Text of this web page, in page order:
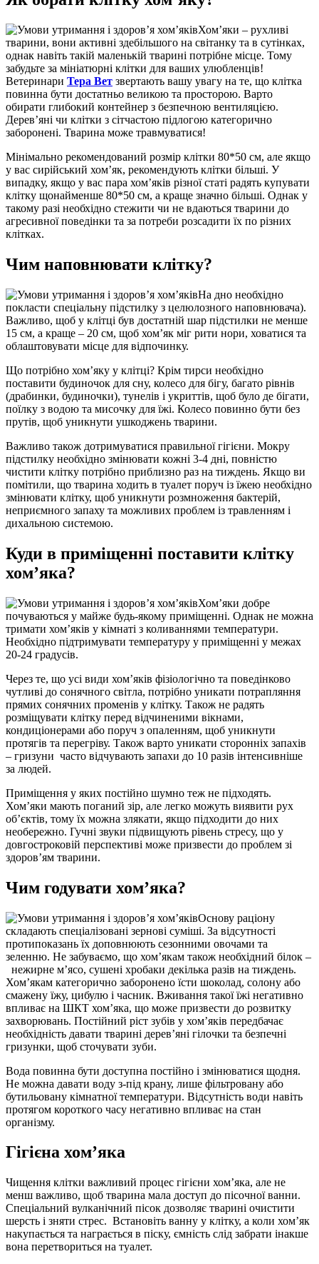
Хом’яки – рухливі
тварини, вони активні здебільшого на світанку та в сутінках,
однак навіть такій маленькій тварині потрібне місце. Тому
забудьте за мініатюрні клітки для ваших улюбленців!
Ветеринари Тера Вет звертають вашу увагу на те, що клітка
повинна бути достатньо великою та просторою. Варто
обирати глибокий контейнер з безпечною вентиляцією.
Дерев’яні чи клітки з сітчастою підлогою категорично
заборонені. Тварина може травмуватися!
Мінімально рекомендований розмір клітки 80*50 см, але якщо
у вас сирійський хом’як, рекомендують клітки більші. У
випадку, якщо у вас пара хом’яків різної статі радять купувати
клітку щонайменше 80*50 см, а краще значно більші. Однак у
такому разі необхідно стежити чи не вдаються тварини до
агресивної поведінки та за потреби розсадити їх по різних
клітках.
Чим наповнювати клітку?
На дно необхідно
покласти спеціальну підстилку з целюлозного наповнювача).
Важливо, щоб у клітці був достатній шар підстилки не менше
15 см, а краще – 20 см, щоб хом’як міг рити нори, ховатися та
облаштовувати місце для відпочинку.
Що потрібно хом’яку у клітці? Крім тирси необхідно
поставити будиночок для сну, колесо для бігу, багато рівнів
(драбинки, будиночки), тунелів і укриттів, щоб було де бігати,
поїлку з водою та мисочку для їжі. Колесо повинно бути без
прутів, щоб уникнути ушкоджень тварини.
Важливо також дотримуватися правильної гігієни. Мокру
підстилку необхідно змінювати кожні 3-4 дні, повністю
чистити клітку потрібно приблизно раз на тиждень. Якщо ви
помітили, що тварина ходить в туалет поруч із їжею необхідно
змінювати клітку, щоб уникнути розмноження бактерій,
неприємного запаху та можливих проблем із травленням і
дихальною системою.
Куди в приміщенні поставити клітку
хом’яка?
Хом’яки добре
почуваються у майже будь-якому приміщенні. Однак не можна
тримати хом’яків у кімнаті з коливаннями температури.
Необхідно підтримувати температуру у приміщенні у межах
20-24 градусів.
Через те, що усі види хом’яків фізіологічно та поведінково
чутливі до сонячного світла, потрібно уникати потрапляння
прямих сонячних променів у клітку. Також не радять
розміщувати клітку перед відчиненими вікнами,
кондиціонерами або поруч з опаленням, щоб уникнути
протягів та перегріву. Також варто уникати сторонніх запахів
– гризуни часто відчувають запахи до 10 разів інтенсивніше
за людей.
Приміщення у яких постійно шумно теж не підходять.
Хом’яки мають поганий зір, але легко можуть виявити рух
об’єктів, тому їх можна злякати, якщо підходити до них
необережно. Гучні звуки підвищують рівень стресу, що у
довгостроковій перспективі може призвести до проблем зі
здоров’ям тварини.
Чим годувати хом’яка?
Основу раціону
складають спеціалізовані зернові суміші. За відсутності
протипоказань їх доповнюють сезонними овочами та
зеленню. Не забуваємо, що хом’якам також необхідний білок –
нежирне м’ясо, сушені хробаки декілька разів на тиждень.
Хом’якам категорично заборонено їсти шоколад, солону або
смажену їжу, цибулю і часник. Вживання такої їжі негативно
впливає на ШКТ хом’яка, що може призвести до розвитку
захворювань. Постійний ріст зубів у хом’яків передбачає
необхідність давати тварині дерев’яні гілочки та безпечні
гризунки, щоб сточувати зуби.
Вода повинна бути доступна постійно і змінюватися щодня.
Не можна давати воду з-під крану, лише фільтровану або
бутильовану кімнатної температури. Відсутність води навіть
протягом короткого часу негативно впливає на стан
організму.
Гігієна хом’яка
Чищення клітки важливий процес гігієни хом’яка, але не
менш важливо, щоб тварина мала доступ до пісочної ванни.
Спеціальний вулканічний пісок дозволяє тварині очистити
шерсть і зняти стрес. Встановіть ванну у клітку, а коли хом’як
накупається та награється в піску, ємність слід забрати інакше
вона перетвориться на туалет.